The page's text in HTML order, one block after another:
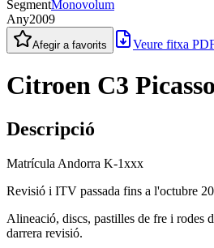
SegmentMonovolum
Any2009
Afegir a favorits Veure fitxa
Citroen C3
Descripció
Matrícula Andorra K-1xxx
Revisió i ITV passada fins a l'octubre
Alineació, discs, pastilles de fre i rodes
darrera revisió.